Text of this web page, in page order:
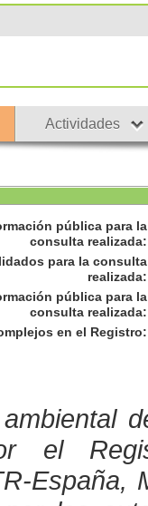
Actividades
pública para la
consulta realizada:
para la consulta
realizada:
pública para la
consulta realizada:
en el Registro:
el
España,